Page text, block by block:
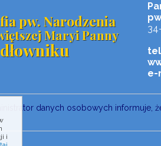
pw. Narodzenia
Maryi Panny
e-
danych osobowych informuje,
i